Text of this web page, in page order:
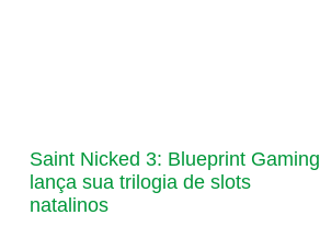
Saint Nicked 3: Blueprint Gaming
lança sua trilogia de slots
natalinos